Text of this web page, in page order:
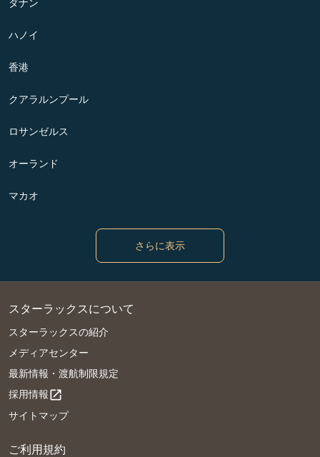
ハノイ
香港
クアラルンプール
ロサンゼルス
オーランド
マカオ
さらに表示
スターラックスについて
スターラックスの紹介
メディアセンター
最新情報・渡航制限規定
採用情報open_in_new
サイトマップ
ご利用規約